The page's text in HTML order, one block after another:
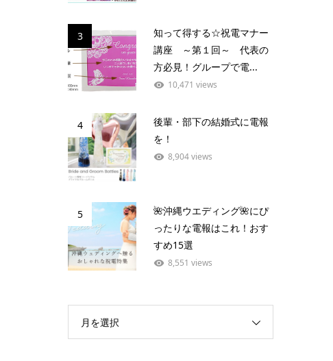
3
知って得する☆祝電マナー
講座 ～第１回～ 代表の
方必見！グループで電...
10,471 views
4
後輩・部下の結婚式に電報
を！
8,904 views
5
🌺沖縄ウエディング🌺にぴ
ったりな電報はこれ！おす
すめ15選
8,551 views
月を選択